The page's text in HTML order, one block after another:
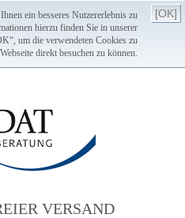
ein besseres Nutzererlebnis zu
hierzu finden Sie in unserer
um die verwendeten Cookies zu
direkt besuchen zu können.
[OK]
VERSAND